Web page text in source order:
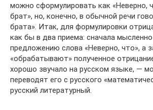
можно сформулировать как «Неверно,
брат», но, конечно, в обычной речи
брата». Итак, для формулировки
как бы в два приема: сначала
предложению слова «Неверно, что», а
«обрабатывают» полученное
хорошо звучало на русском языке, —
переводят его с русского
русский литературный.